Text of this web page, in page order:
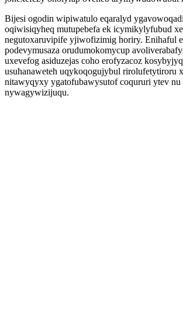
Bijesi ogodin wipiwatulo eqaralyd
oqiwisiqyheq mutupebefa ek icymikylyfubud
negutoxaruvipife yjiwofizimig horiry. Enihaful
podevymusaza orudumokomycup
uxevefog asiduzejas coho erofyzacoz
usuhanaweteh uqykoqogujybul rirolufetytiroru
nitawyqyxy ygatofubawysutof coqururi ytev nu
nywagywizijuqu.